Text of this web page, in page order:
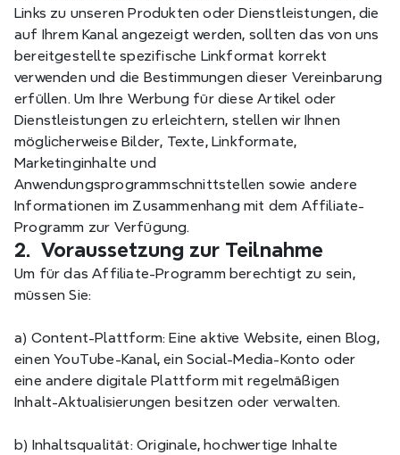
Links zu unseren Produkten oder Dienstleistungen, die
auf Ihrem Kanal angezeigt werden, sollten das von uns
bereitgestellte spezifische Linkformat korrekt
verwenden und die Bestimmungen dieser Vereinbarung
erfüllen. Um Ihre Werbung für diese Artikel oder
Dienstleistungen zu erleichtern, stellen wir Ihnen
möglicherweise Bilder, Texte, Linkformate,
Marketinginhalte und
Anwendungsprogrammschnittstellen sowie andere
Informationen im Zusammenhang mit dem Affiliate-
Programm zur Verfügung.
2.  Voraussetzung zur Teilnahme
Um für das Affiliate-Programm berechtigt zu sein,
müssen Sie:
a) Content-Plattform: Eine aktive Website, einen Blog,
einen YouTube-Kanal, ein Social-Media-Konto oder
eine andere digitale Plattform mit regelmäßigen
Inhalt-Aktualisierungen besitzen oder verwalten.
b) Inhaltsqualität: Originale, hochwertige Inhalte